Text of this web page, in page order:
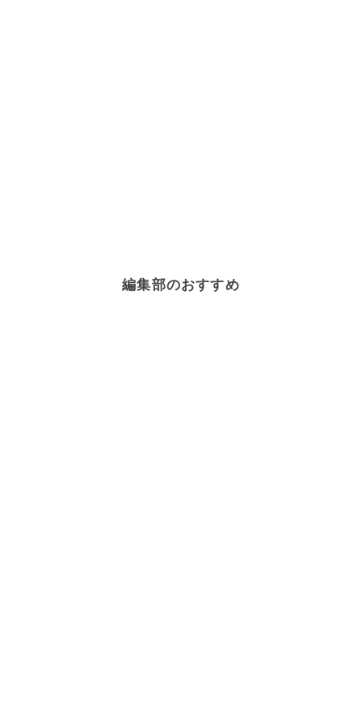
編集部のおすすめ